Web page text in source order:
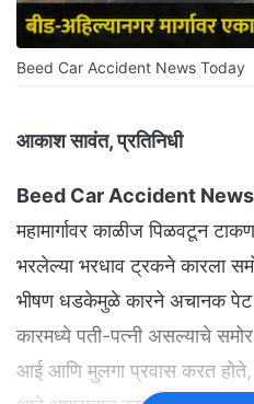
Beed Car Accident News Today
आकाश सावंत, प्रतिनिधी
Beed Car Accident
महामार्गावर काळीज पिळवटून
भरलेल्या भरधाव ट्रकने कारला
भीषण धडकेमुळे कारने अचानक पेट
कारमध्ये पती-पत्नी असल्याचे
आई आणि मुलगा प्रवास करत होते,